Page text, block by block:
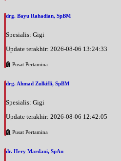
drg. Bayu Rahadian, SpBM
Spesialis: Gigi
Update terakhir: 2026-08-06 13:24:33
Pusat Pertamina
drg. Ahmad Zulkifli, SpBM
Spesialis: Gigi
Update terakhir: 2026-08-06 12:42:05
Pusat Pertamina
dr. Hery Mardani, SpAn